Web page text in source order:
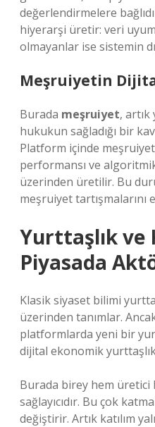
değerlendirmelere
hiyerarşi üretir: veri
olmayanlar ise sistemin
Meşruiyetin
Burada meşruiyet, artık
hukukun sağladığı bir
Platform içinde
performansı ve
üzerinden üretilir. Bu
meşruiyet tartışmalarını
Yurttaşlık ve
Piyasada
Klasik siyaset bilimi
üzerinden tanımlar.
platformlarda yeni bir
dijital ekonomik
Burada birey hem üretici
sağlayıcıdır. Bu çok
değiştirir. Artık katılım